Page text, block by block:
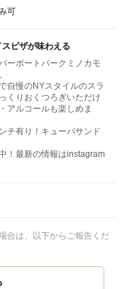
可
ピザが味わえる
ーポートパークミノカモ
自慢のNYスタイルのスラ
くりおくつろぎいただけ
アルコールも楽しめま
チ有り！キューバサンド
！最新の情報はinstagram
合は、以下からご報告くだ